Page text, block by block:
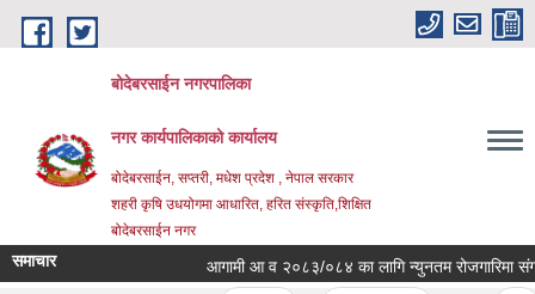
Skip to main content
बोदेबरसाईन नगरपालिका
नगर कार्यपालिकाको कार्यालय
बोदेबरसाईन, सप्तरी, मधेश प्रदेश , नेपाल सरकार
शहरी कृषि उधयोगमा आधारित, हरित संस्कृति,शिक्षित
बोदेबरसाईन नगर
समाचार आगामी आ व २०८३/०८४ का लागि न्युनतम रोजगारिमा